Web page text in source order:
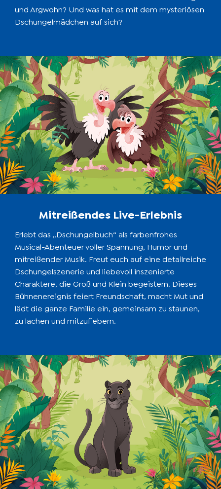
und Argwohn? Und was hat es mit dem mysteriösen
Dschungelmädchen auf sich?
Mitreißendes Live-Erlebnis
Erlebt das „Dschungelbuch“ als farbenfrohes
Musical-Abenteuer voller Spannung, Humor und
mitreißender Musik. Freut euch auf eine detailreiche
Dschungelszenerie und liebevoll inszenierte
Charaktere, die Groß und Klein begeistern. Dieses
Bühnenereignis feiert Freundschaft, macht Mut und
lädt die ganze Familie ein, gemeinsam zu staunen,
zu lachen und mitzufiebern.